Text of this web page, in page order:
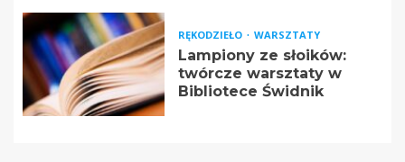
RĘKODZIEŁO WARSZTATY
Lampiony ze słoików:
twórcze warsztaty w
Bibliotece Świdnik